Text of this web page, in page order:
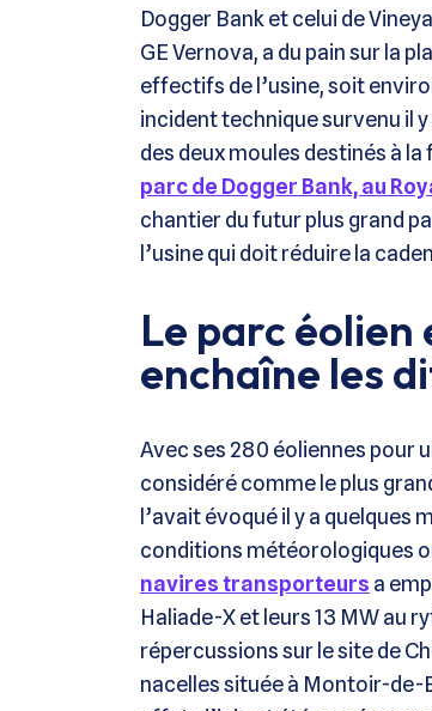
Dogger Bank et celui de
GE Vernova, a du pain sur la
effectifs de l’usine, soit
incident technique survenu il
des deux moules destinés à
parc de Dogger Bank, au
chantier du futur plus grand
l’usine qui doit réduire la
Le parc
enchaîne les
Avec ses 280 éoliennes pour
considéré comme le plus
l’avait évoqué il y a quelques
conditions météorologiques
navires transporteurs a
Haliade-X et leurs 13 MW au
répercussions sur le site de
nacelles située à Montoir-de-